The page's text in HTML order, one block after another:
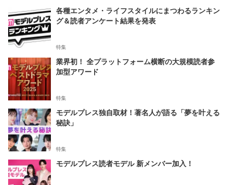
各種エンタメ・ライフスタイルにまつわるランキン
グ＆読者アンケート結果を発表
特集
業界初！ 全プラットフォーム横断の大規模読者参
加型アワード
特集
モデルプレス独自取材！著名人が語る「夢を叶える
秘訣」
特集
モデルプレス読者モデル 新メンバー加入！